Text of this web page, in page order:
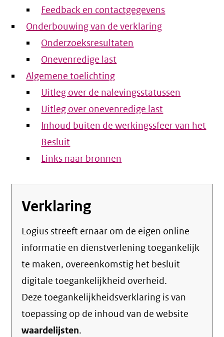
Feedback en contactgegevens
Onderbouwing van de verklaring
Onderzoeksresultaten
Onevenredige last
Algemene toelichting
Uitleg over de nalevingsstatussen
Uitleg over onevenredige last
Inhoud buiten de werkingssfeer van het
Besluit
Links naar bronnen
Verklaring
Logius streeft ernaar om de eigen online
informatie en dienstverlening toegankelijk
te maken, overeenkomstig het besluit
digitale toegankelijkheid overheid.
Deze toegankelijkheidsverklaring is van
toepassing op de inhoud van de website
waardelijsten.